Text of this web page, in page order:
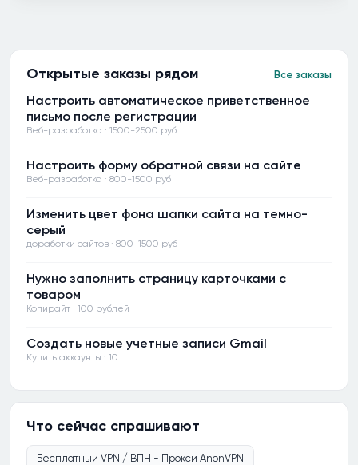
Открытые заказы рядом Все заказы
Настроить автоматическое приветственное
письмо после регистрации
Веб-разработка · 1500-2500 руб
Настроить форму обратной связи на сайте
Веб-разработка · 800-1500 руб
Изменить цвет фона шапки сайта на темно-
серый
доработки сайтов · 800-1500 руб
Нужно заполнить страницу карточками с
товаром
Копирайт · 100 рублей
Создать новые учетные записи Gmail
Купить аккаунты · 10
Что сейчас спрашивают
Бесплатный VPN / ВПН - Прокси AnonVPN